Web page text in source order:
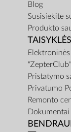
Blog
Susisiekite
Produkto
TAISYKLĖS
Pristatymo
Privatumo
Remonto
Dokumentai